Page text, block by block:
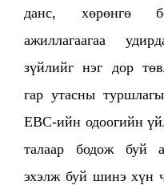
данс, хөрөнгө
ажиллагаагаа
зүйлийг нэг дор
гар утасны
EBC-ийн одоогийн
талаар бодож буй
эхэлж буй шинэ хүн